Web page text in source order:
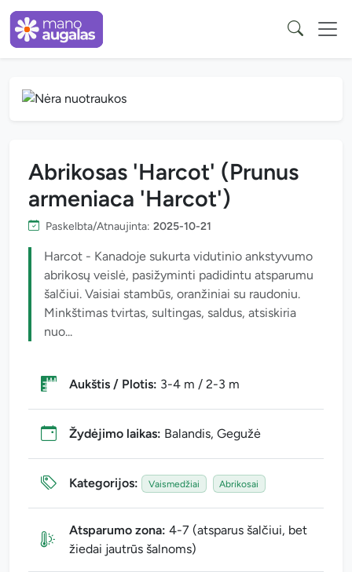
Abrikosas 'Harcot' (Prunus
armeniaca 'Harcot')
Paskelbta/Atnaujinta: 2025-10-21
Harcot - Kanadoje sukurta vidutinio ankstyvumo
abrikosų veislė, pasižyminti padidintu atsparumu
šalčiui. Vaisiai stambūs, oranžiniai su raudoniu.
Minkštimas tvirtas, sultingas, saldus, atsiskiria
nuo...
Aukštis / Plotis: 3-4 m / 2-3 m
Žydėjimo laikas: Balandis, Gegužė
Kategorijos: Vaismedžiai Abrikosai
Atsparumo zona: 4-7 (atsparus šalčiui, bet
žiedai jautrūs šalnoms)